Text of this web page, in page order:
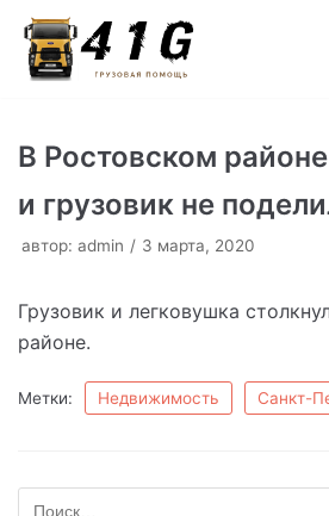
Перейти
к
В Ростовском
и грузовик не
автор: admin 3 марта, 2020
Грузовик и легковушка
районе.
Метки: Недвижимость Санкт-